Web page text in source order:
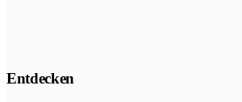
Entdecken